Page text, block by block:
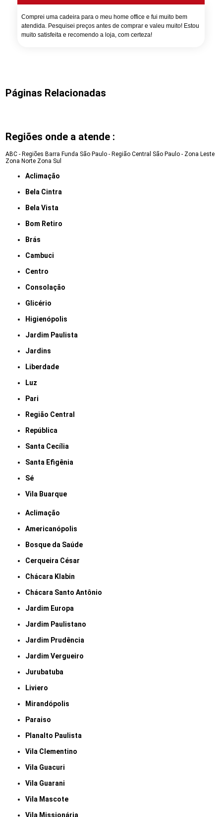
Comprei uma cadeira para o meu home office e fui muito bem
atendida. Pesquisei preços antes de comprar e valeu muito! Estou
muito satisfeita e recomendo a loja, com certeza!
Páginas Relacionadas
Regiões onde a atende :
ABC - Regiões Barra Funda São Paulo - Região Central São Paulo - Zona Leste
Zona Norte Zona Sul
Aclimação
Bela Cintra
Bela Vista
Bom Retiro
Brás
Cambuci
Centro
Consolação
Glicério
Higienópolis
Jardim Paulista
Jardins
Liberdade
Luz
Pari
Região Central
República
Santa Cecília
Santa Efigênia
Sé
Vila Buarque
Aclimação
Americanópolis
Bosque da Saúde
Cerqueira César
Chácara Klabin
Chácara Santo Antônio
Jardim Europa
Jardim Paulistano
Jardim Prudência
Jardim Vergueiro
Jurubatuba
Liviero
Mirandópolis
Paraiso
Planalto Paulista
Vila Clementino
Vila Guacuri
Vila Guarani
Vila Mascote
Vila Missionária